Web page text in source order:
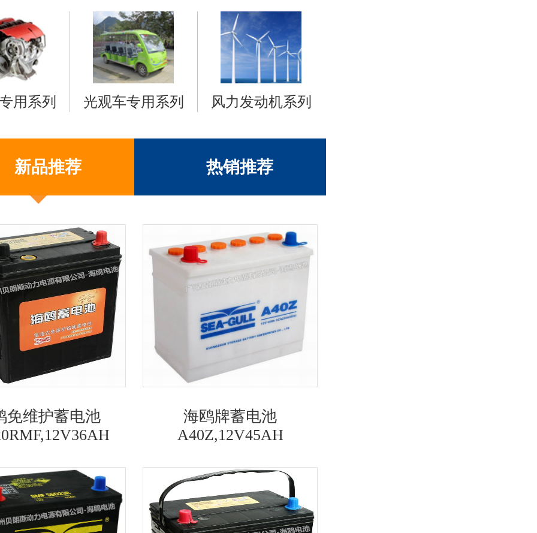
用系列 光观车专用系列 风力发动机系列
新品推荐 热销推荐
免维护蓄电池
海鸥牌蓄电池
A40Z,12V45AH